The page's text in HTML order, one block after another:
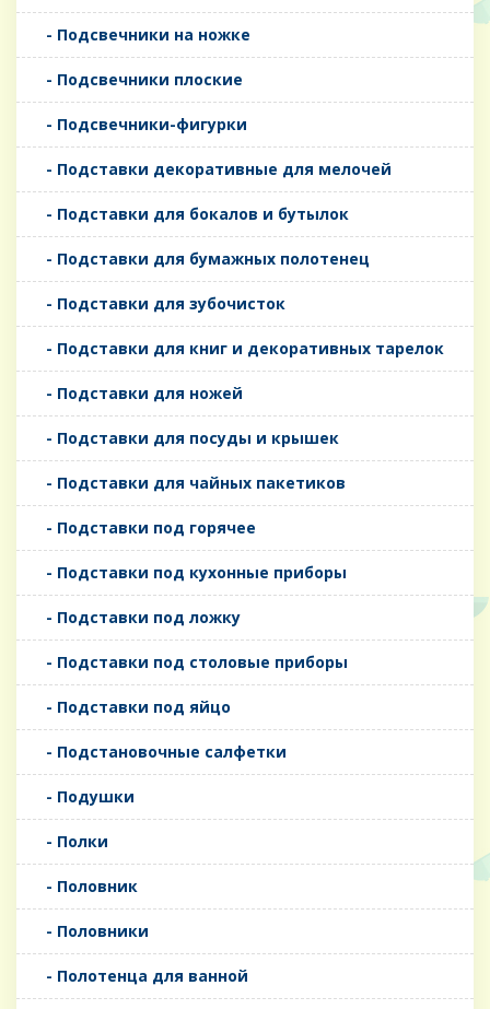
- Подсвечники на ножке
- Подсвечники плоские
- Подсвечники-фигурки
- Подставки декоративные для мелочей
- Подставки для бокалов и бутылок
- Подставки для бумажных полотенец
- Подставки для зубочисток
- Подставки для книг и декоративных тарелок
- Подставки для ножей
- Подставки для посуды и крышек
- Подставки для чайных пакетиков
- Подставки под горячее
- Подставки под кухонные приборы
- Подставки под ложку
- Подставки под столовые приборы
- Подставки под яйцо
- Подстановочные салфетки
- Подушки
- Полки
- Половник
- Половники
- Полотенца для ванной